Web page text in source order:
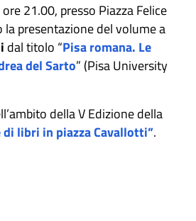
21.00, presso Piazza Felice
la presentazione del volume a
dal titolo “Pisa romana. Le
del Sarto” (Pisa University
della V Edizione della
di libri in piazza Cavallotti”.